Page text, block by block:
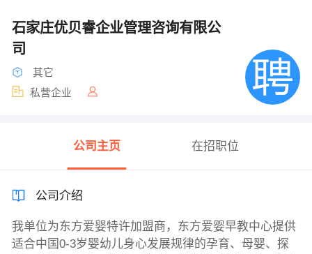
石家庄优贝睿企业管理咨询有限公
司
其它
私营企业
公司主页 在招职位
公司介绍
我单位为东方爱婴特许加盟商，东方爱婴早教中心提供
适合中国0-3岁婴幼儿身心发展规律的孕育、母婴、探